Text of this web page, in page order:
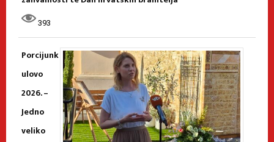
393
Porcijunk
ulovo
2026. –
Jedno
veliko